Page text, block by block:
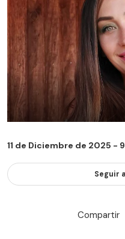
11 de Diciembre de 2025 -
Seguir
Compartir